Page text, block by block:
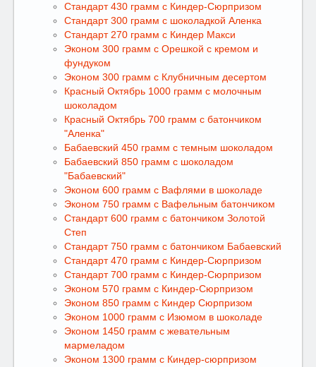
Стандарт 430 грамм с Киндер-Сюрпризом
Стандарт 300 грамм с шоколадкой Аленка
Стандарт 270 грамм с Киндер Макси
Эконом 300 грамм с Орешкой с кремом и
фундуком
Эконом 300 грамм с Клубничным десертом
Красный Октябрь 1000 грамм с молочным
шоколадом
Красный Октябрь 700 грамм с батончиком
"Аленка"
Бабаевский 450 грамм с темным шоколадом
Бабаевский 850 грамм с шоколадом
"Бабаевский"
Эконом 600 грамм с Вафлями в шоколаде
Эконом 750 грамм с Вафельным батончиком
Стандарт 600 грамм с батончиком Золотой
Степ
Стандарт 750 грамм с батончиком Бабаевский
Стандарт 470 грамм с Киндер-Сюрпризом
Стандарт 700 грамм с Киндер-Сюрпризом
Эконом 570 грамм с Киндер-Сюрпризом
Эконом 850 грамм с Киндер Сюрпризом
Эконом 1000 грамм с Изюмом в шоколаде
Эконом 1450 грамм с жевательным
мармеладом
Эконом 1300 грамм с Киндер-сюрпризом